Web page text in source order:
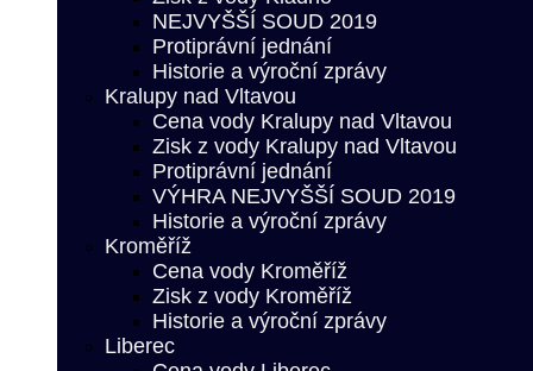
NEJVYŠŠÍ SOUD 2019
Protiprávní jednání
Historie a výroční zprávy
Kralupy nad Vltavou
Cena vody Kralupy nad Vltavou
Zisk z vody Kralupy nad Vltavou
Protiprávní jednání
VÝHRA NEJVYŠŠÍ SOUD 2019
Historie a výroční zprávy
Kroměříž
Cena vody Kroměříž
Zisk z vody Kroměříž
Historie a výroční zprávy
Liberec